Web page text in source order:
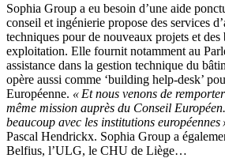
Sophia Group a eu besoin d’une aide
conseil et ingénierie propose des services
techniques pour de nouveaux projets et des
exploitation. Elle fournit notamment au
assistance dans la gestion technique du
opère aussi comme ‘building help-desk’
Européenne. « Et nous venons de
même mission auprès du Conseil
beaucoup avec les institutions européennes
Pascal Hendrickx. Sophia Group a
Belfius, l’ULG, le CHU de Liège…